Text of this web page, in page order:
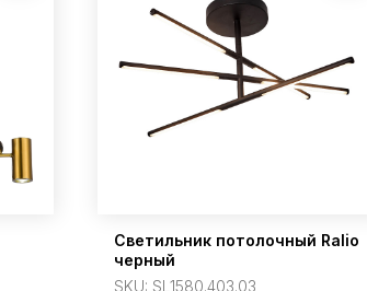
Светильник потолочный Ralio
черный
SKU: SL1580.403.03